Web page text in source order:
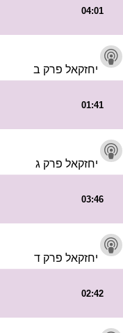
יחזקאל פרק ב
יחזקאל פרק ג
יחזקאל פרק ד